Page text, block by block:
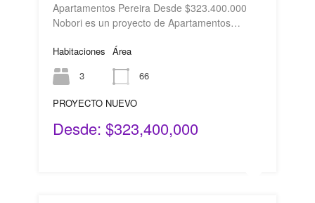
Apartamentos Pereira Desde $323.400.000
Nobori es un proyecto de Apartamentos…
Habitaciones
3
Área
66
PROYECTO NUEVO
Desde: $323,400,000